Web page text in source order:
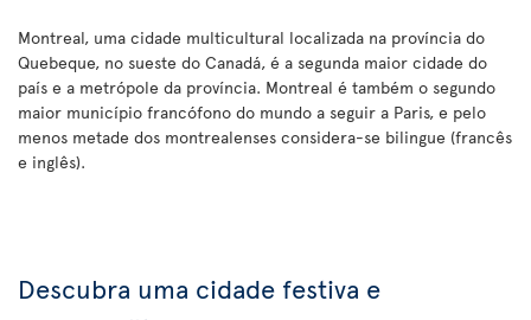
Montreal, uma cidade multicultural localizada na província do
Quebeque, no sueste do Canadá, é a segunda maior cidade do
país e a metrópole da província. Montreal é também o segundo
maior município francófono do mundo a seguir a Paris, e pelo
menos metade dos montrealenses considera-se bilingue (francês
e inglês).
Descubra uma cidade festiva e